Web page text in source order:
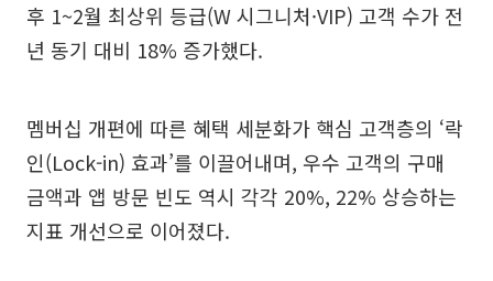
후 1~2월 최상위 등급(W 시그니처·VIP) 고객 수가 전
년 동기 대비 18% 증가했다.
멤버십 개편에 따른 혜택 세분화가 핵심 고객층의 ‘락
인(Lock-in) 효과’를 이끌어내며, 우수 고객의 구매
금액과 앱 방문 빈도 역시 각각 20%, 22% 상승하는
지표 개선으로 이어졌다.